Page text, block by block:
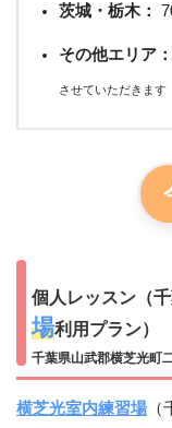
茨城・栃木：
その他エリア：
させていただきます
個人レッスン（
場利用プラン）
千葉県山武郡横芝光町
横芝光室内練習場